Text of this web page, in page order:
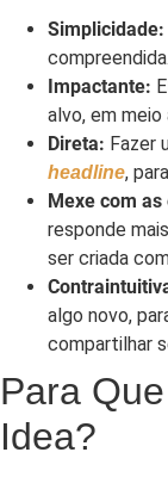
Simplicidade:
compreendida.
Impactante:
alvo, em
Direta: Fazer
headline,
Mexe com as
responde
ser criada
algo novo,
compartilhar
Para
Idea?